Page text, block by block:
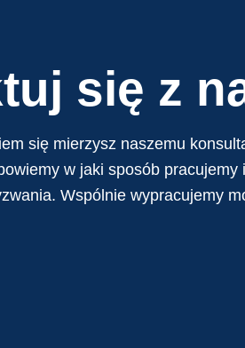
się z
się mierzysz naszemu
w jaki sposób pracujemy
Wspólnie wypracujemy